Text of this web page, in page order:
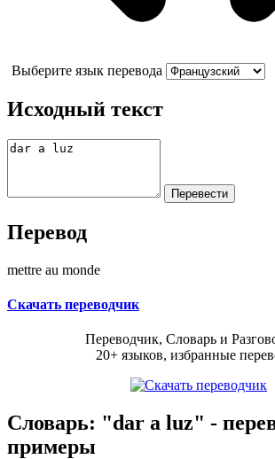
Выберите язык перевода
Исходный текст
Перевод
mettre au monde
Скачать переводчик
Переводчик, Словарь и
20+ языков, избранные
Словарь: "dar a luz" -
примеры